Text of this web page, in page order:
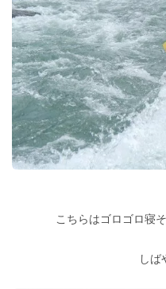
こちらはゴロゴロ寝
しば